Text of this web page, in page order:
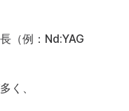
（例：Nd:YAG
く、